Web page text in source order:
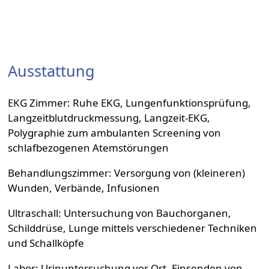
Ausstattung
EKG Zimmer: Ruhe EKG, Lungenfunktionsprüfung,
Langzeitblutdruckmessung, Langzeit-EKG,
Polygraphie zum ambulanten Screening von
schlafbezogenen Atemstörungen
Behandlungszimmer: Versorgung von (kleineren)
Wunden, Verbände, Infusionen
Ultraschall: Untersuchung von Bauchorganen,
Schilddrüse, Lunge mittels verschiedener Techniken
und Schallköpfe